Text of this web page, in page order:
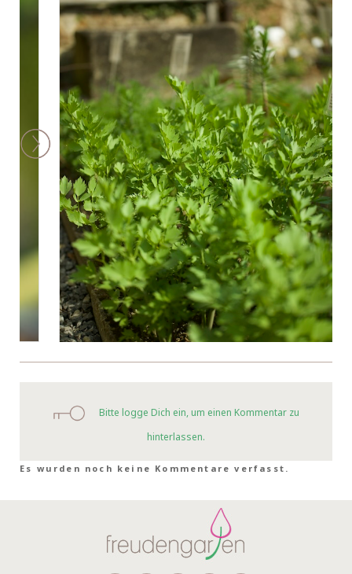
Bitte logge Dich ein, um einen Kommentar zu
hinterlassen.
Es wurden noch keine Kommentare verfasst.